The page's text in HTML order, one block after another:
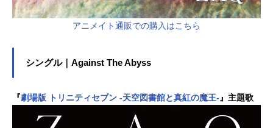
アニメイト通販での購入はこちら
シングル｜Against The Abyss
『劇場版 トリニティセブン -天空図書館と真紅の魔王-』主題歌